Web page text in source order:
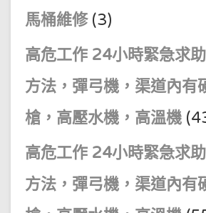
馬桶維修(3)
高危工作 24小時緊急求
方法，彈弓機，渠道內有
槍，高壓水機，高溫機
高危工作 24小時緊急求
方法，彈弓機，渠道內有